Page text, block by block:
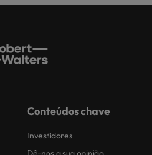
Conteúdos chave
Investidores